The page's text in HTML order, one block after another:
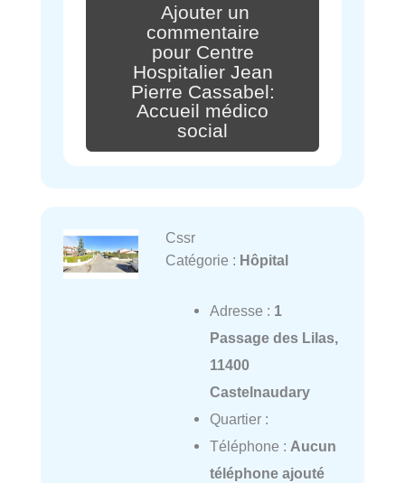
Ajouter un
commentaire
pour Centre
Hospitalier Jean
Pierre Cassabel:
Accueil médico
social
Cssr
Catégorie : Hôpital
Adresse : 1
Passage des Lilas,
11400
Castelnaudary
Quartier :
Téléphone : Aucun
téléphone ajouté